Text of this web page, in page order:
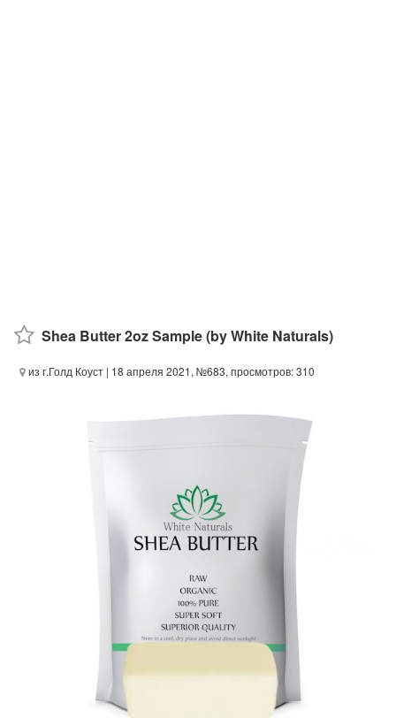
Shea Butter 2oz Sample (by White Naturals)
из г.Голд Коуст | 18 апреля 2021, №683, просмотров: 310